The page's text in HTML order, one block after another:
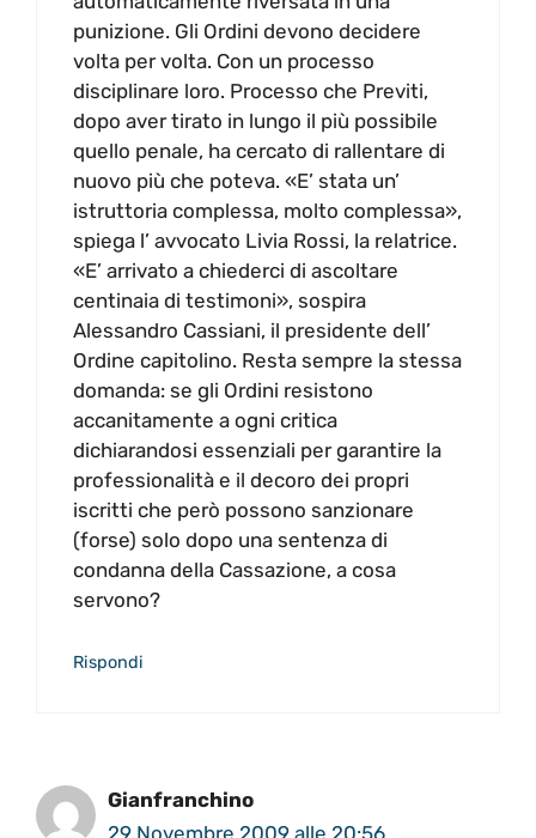
punizione. Gli Ordini devono decidere
volta per volta. Con un processo
disciplinare loro. Processo che Previti,
dopo aver tirato in lungo il più possibile
quello penale, ha cercato di rallentare di
nuovo più che poteva. «E’ stata un’
istruttoria complessa, molto complessa»,
spiega l’ avvocato Livia Rossi, la relatrice.
«E’ arrivato a chiederci di ascoltare
centinaia di testimoni», sospira
Alessandro Cassiani, il presidente dell’
Ordine capitolino. Resta sempre la stessa
domanda: se gli Ordini resistono
accanitamente a ogni critica
dichiarandosi essenziali per garantire la
professionalità e il decoro dei propri
iscritti che però possono sanzionare
(forse) solo dopo una sentenza di
condanna della Cassazione, a cosa
servono?
Rispondi
Gianfranchino
29 Novembre 2009 alle 20:56